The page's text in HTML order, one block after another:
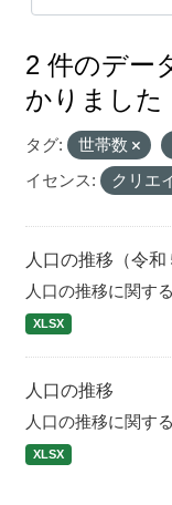
2 件のデー
かりました
タグ: 世帯数
イセンス:
クリエ
人口の推移（令和
人口の推移に関す
XLSX
人口の推移
人口の推移に関す
XLSX